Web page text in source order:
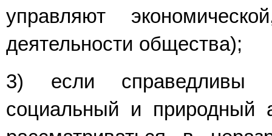
управляют
деятельности общества);
3) если справедливы
социальный и природный